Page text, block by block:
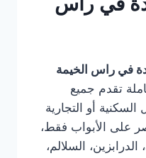
في راس الخيمة
تقدم جميع
أو التجارية
على الأبواب فقط،
السلالم،